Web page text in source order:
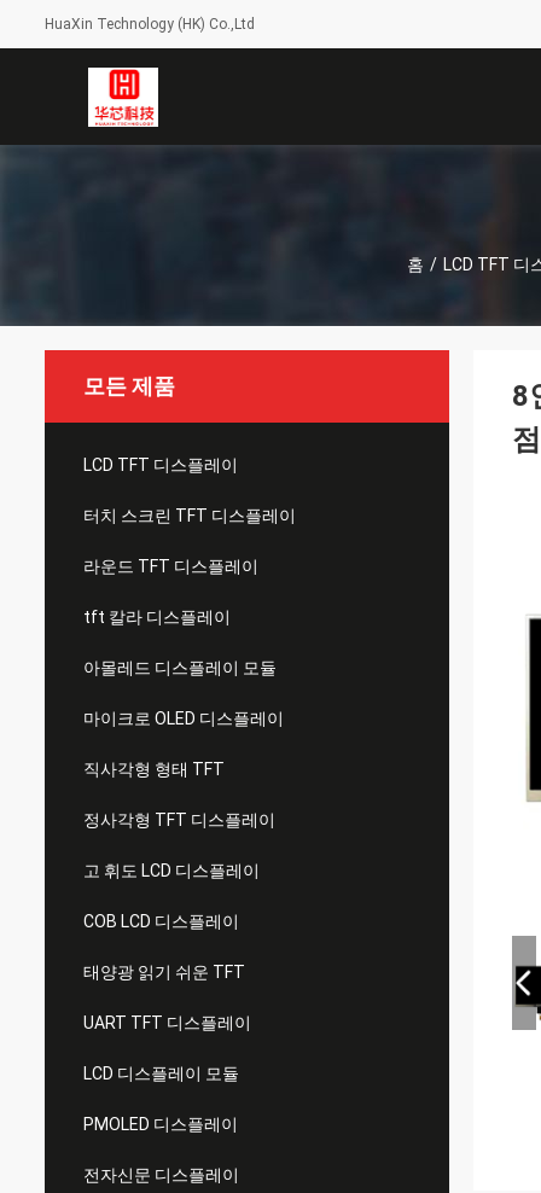
HuaXin Technology (HK) Co.,Ltd
홈 / LCD TFT 디
모든 제품
LCD TFT 디스플레이
터치 스크린 TFT 디스플레이
라운드 TFT 디스플레이
tft 칼라 디스플레이
아몰레드 디스플레이 모듈
마이크로 OLED 디스플레이
직사각형 형태 TFT
정사각형 TFT 디스플레이
고 휘도 LCD 디스플레이
COB LCD 디스플레이
태양광 읽기 쉬운 TFT
UART TFT 디스플레이
LCD 디스플레이 모듈
PMOLED 디스플레이
전자신문 디스플레이
8
점